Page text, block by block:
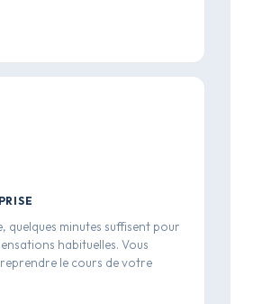
quelques minutes suffisent pour
habituelles. Vous
le cours de votre